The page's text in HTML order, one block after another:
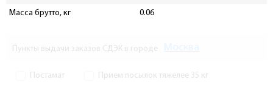
Масса брутто, кг
0.06
Пункты выдачи заказов СДЭК в городе
Постамат Прием посылок тяжелее 35 кг